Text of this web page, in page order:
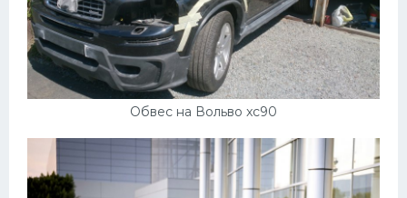
Обвес на Вольво xc90